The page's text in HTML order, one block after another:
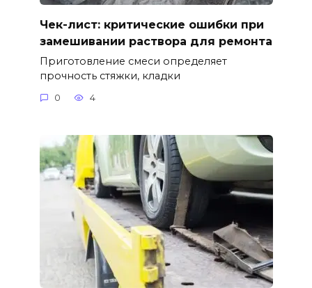
Чек-лист: критические ошибки при
замешивании раствора для ремонта
Приготовление смеси определяет
прочность стяжки, кладки
0 4